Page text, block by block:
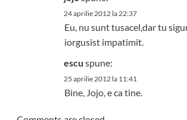
24 aprilie 2012 la 22:37
Eu, nu sunt tusacel,dar tu
iorgusist impatimit.
escu spune:
25 aprilie 2012 la 11:41
Bine, Jojo, e ca tine.